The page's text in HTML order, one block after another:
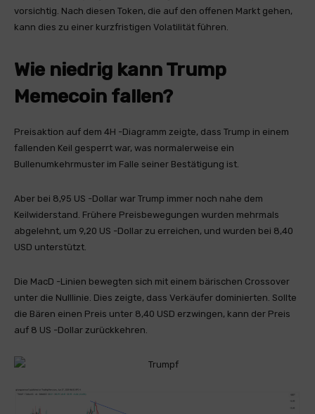
vorsichtig. Nach diesen Token, die auf den offenen Markt gehen,
kann dies zu einer kurzfristigen Volatilität führen.
Wie niedrig kann Trump
Memecoin fallen?
Preisaktion auf dem 4H -Diagramm zeigte, dass Trump in einem
fallenden Keil gesperrt war, was normalerweise ein
Bullenumkehrmuster im Falle seiner Bestätigung ist.
Aber bei 8,95 US -Dollar war Trump immer noch nahe dem
Keilwiderstand. Frühere Preisbewegungen wurden mehrmals
abgelehnt, um 9,20 US -Dollar zu erreichen, und wurden bei 8,40
USD unterstützt.
Die MacD -Linien bewegten sich mit einem bärischen Crossover
unter die Nulllinie. Dies zeigte, dass Verkäufer dominierten. Sollte
die Bären einen Preis unter 8,40 USD erzwingen, kann der Preis
auf 8 US -Dollar zurückkehren.